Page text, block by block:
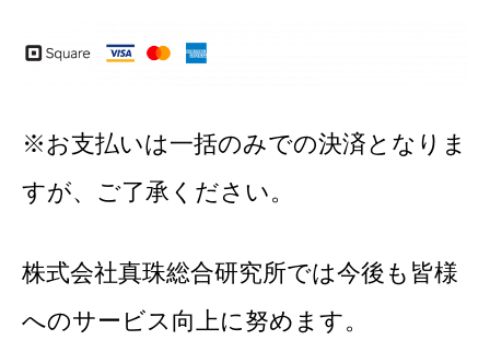
※お支払いは一括のみでの決済となりま
すが、ご了承ください。
株式会社真珠総合研究所では今後も皆様
へのサービス向上に努めます。